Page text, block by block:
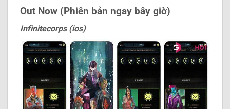
Out Now (Phiên bản ngay bây giờ)
Infinitecorps (ios)